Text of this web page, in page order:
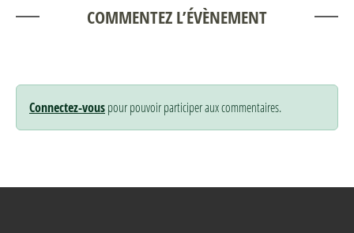
COMMENTEZ L’ÉVÈNEMENT
Connectez-vouspour pouvoir participer aux commentaires.